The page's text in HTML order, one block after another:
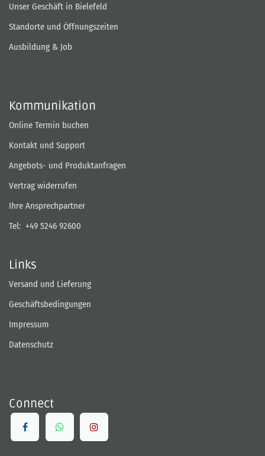
Unser Geschäft in Bielefeld
Standorte und Öffnungszeiten
Ausbildung & Job
Kommunikation
Online Termin buchen
Kontakt und Support
Angebots- und Produktanfragen
Vertrag widerrufen
Ihre Ansprechpartner
Tel: +49 5246 92600
Links
Versand und Lieferung
Geschäftsbedingungen
Impressum
Datenschutz
Connect